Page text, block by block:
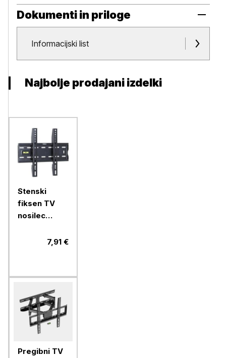
Dokumenti in priloge
Dokumenti in priloge
Informacijski list
Najbolje prodajani izdelki
Stenski
fiksen TV
nosilec
7,91 €
Pregibni TV